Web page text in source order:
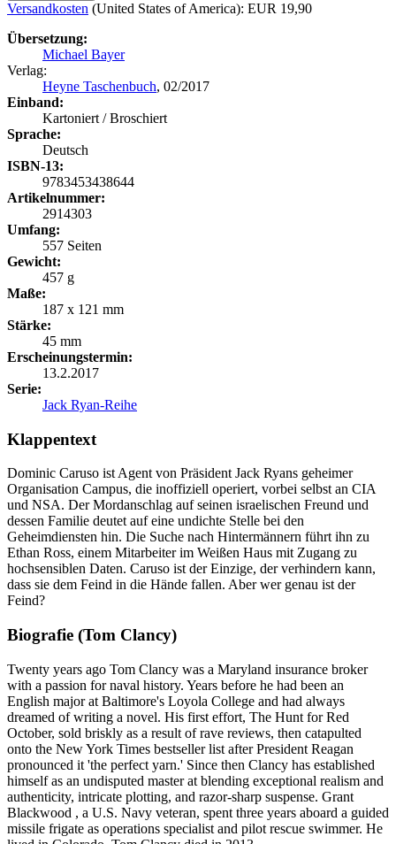
Versandkosten (United States of America): EUR 19,90
Übersetzung:
Michael Bayer
Verlag:
Heyne Taschenbuch, 02/2017
Einband:
Kartoniert / Broschiert
Sprache:
Deutsch
ISBN-13:
9783453438644
Artikelnummer:
2914303
Umfang:
557 Seiten
Gewicht:
457 g
Maße:
187 x 121 mm
Stärke:
45 mm
Erscheinungstermin:
13.2.2017
Serie:
Jack Ryan-Reihe
Klappentext
Dominic Caruso ist Agent von Präsident Jack Ryans geheimer
Organisation Campus, die inoffiziell operiert, vorbei selbst an CIA
und NSA. Der Mordanschlag auf seinen israelischen Freund und
dessen Familie deutet auf eine undichte Stelle bei den
Geheimdiensten hin. Die Suche nach Hintermännern führt ihn zu
Ethan Ross, einem Mitarbeiter im Weißen Haus mit Zugang zu
hochsensiblen Daten. Caruso ist der Einzige, der verhindern kann,
dass sie dem Feind in die Hände fallen. Aber wer genau ist der
Feind?
Biografie (Tom Clancy)
Twenty years ago Tom Clancy was a Maryland insurance broker
with a passion for naval history. Years before he had been an
English major at Baltimore's Loyola College and had always
dreamed of writing a novel. His first effort, The Hunt for Red
October, sold briskly as a result of rave reviews, then catapulted
onto the New York Times bestseller list after President Reagan
pronounced it 'the perfect yarn.' Since then Clancy has established
himself as an undisputed master at blending exceptional realism and
authenticity, intricate plotting, and razor-sharp suspense. Grant
Blackwood , a U.S. Navy veteran, spent three years aboard a guided
missile frigate as operations specialist and pilot rescue swimmer. He